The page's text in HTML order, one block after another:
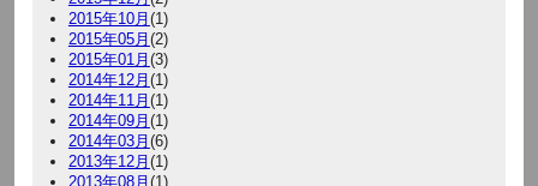
2015年10月(1)
2015年05月(2)
2015年01月(3)
2014年12月(1)
2014年11月(1)
2014年09月(1)
2014年03月(6)
2013年12月(1)
2013年08月(1)